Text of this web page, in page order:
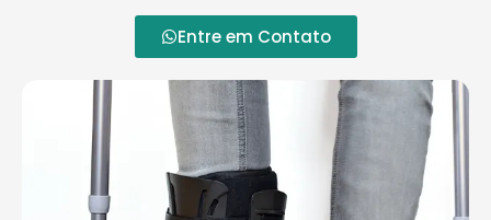
Entre em Contato